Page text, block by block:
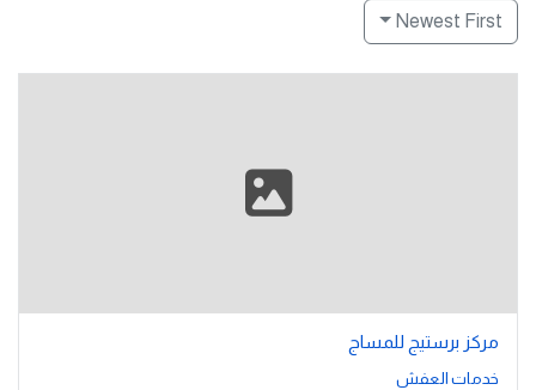
Newest First
مركز برستيج للمساج
خدمات العفش